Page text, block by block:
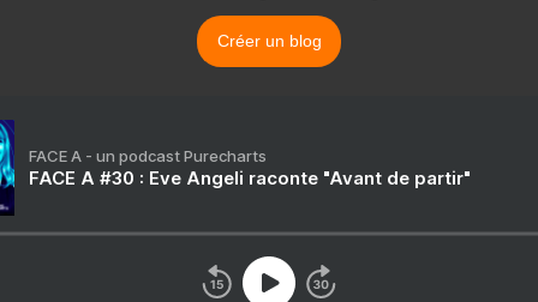
Créer un blog
FACE A - un podcast Purecharts
FACE A #30 : Eve Angeli raconte "Avant de partir"